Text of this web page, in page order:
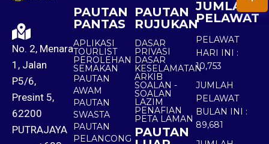
No. 2, Menara
1, Jalan
P5/6,
Presint 5,
62200
PUTRAJAYA
PAUTAN
PANTAS
APLIKASI
TOURLIST
PEROLEHAN
SEMAKAN
PAUTAN
AWAM
PAUTAN
SWASTA
PAUTAN
PELANCONG
PAUTAN
RUJUKAN
DASAR
PRIVASI
DASAR
KESELAMATAN
ARKIB
SOALAN -
SOALAN
LAZIM
PENAFIAN
PETA LAMAN
PAUTAN
JUMLAH
PELAWAT
PELAWAT
HARI INI :
10,753
JUMLAH
PELAWAT
BULAN INI :
89,681